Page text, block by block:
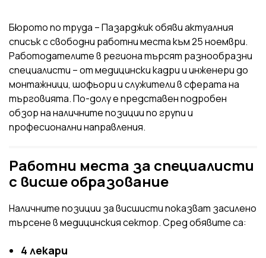
Бюрото по труда – Пазарджик обяви актуалния
списък с свободни работни места към 25 ноември.
Работодателите в региона търсят разнообразни
специалисти – от медицински кадри и инженери до
монтажници, шофьори и служители в сферата на
търговията. По-долу е представен подробен
обзор на наличните позиции по групи и
професионални направления.
Работни места за специалисти
с висше образование
Наличните позиции за висшисти показват засилено
търсене в медицинския сектор. Сред обявите са:
4 лекари